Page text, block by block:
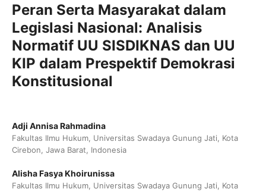
Peran Serta Masyarakat dalam
Legislasi Nasional: Analisis
Normatif UU SISDIKNAS dan UU
KIP dalam Prespektif Demokrasi
Konstitusional
Adji Annisa Rahmadina
Fakultas Ilmu Hukum, Universitas Swadaya Gunung Jati, Kota
Cirebon, Jawa Barat, Indonesia
Alisha Fasya Khoirunissa
Fakultas Ilmu Hukum, Universitas Swadaya Gunung Jati, Kota